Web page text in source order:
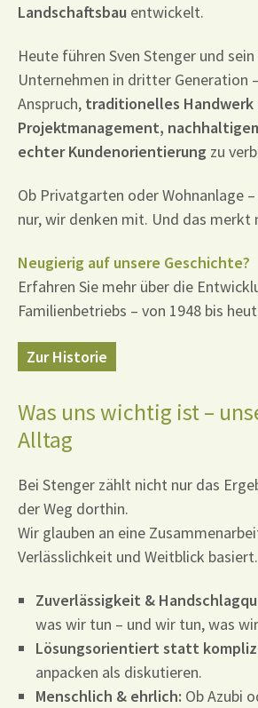
Landschaftsbau entwickelt.
Heute führen Sven Stenger und
Unternehmen in dritter Generation
Anspruch, traditionelles Handwerk
Projektmanagement,
echter Kundenorientierung zu
Ob Privatgarten oder Wohnanlage
nur, wir denken mit. Und das merkt
Neugierig auf unsere Geschichte?
Erfahren Sie mehr über die
Familienbetriebs – von 1948 bis
Zur Historie
Was uns wichtig ist –
Alltag
Bei Stenger zählt nicht nur das
der Weg dorthin.
Wir glauben an eine
Verlässlichkeit und Weitblick basiert.
Zuverlässigkeit &
was wir tun – und wir tun, was
Lösungsorientiert statt
anpacken als diskutieren.
Menschlich & ehrlich: Ob Azubi